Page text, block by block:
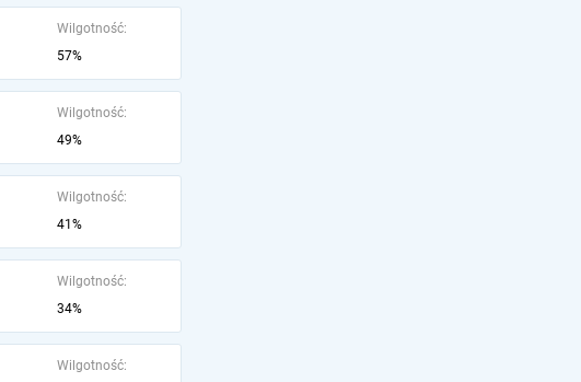
Wilgotność:
57%
Wilgotność:
49%
Wilgotność:
41%
Wilgotność:
34%
Wilgotność: